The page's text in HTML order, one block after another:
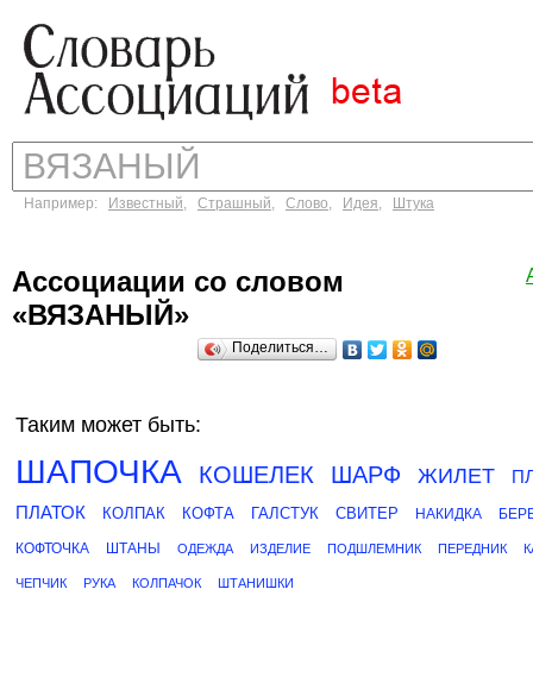
Например: Известный, Страшный, Слово, Идея, Штука
Ассоциации со словом
«ВЯЗАНЫЙ»
Поделиться…
Таким может быть:
ШАПОЧКА КОШЕЛЕК ШАРФ ЖИЛЕТ
ПЛАТОК
КОЛПАК КОФТА ГАЛСТУК СВИТЕР НАКИДКА
КОФТОЧКА ШТАНЫ ОДЕЖДА ИЗДЕЛИЕ ПОДШЛЕМНИК ПЕРЕДНИК
ЧЕПЧИК РУКА КОЛПАЧОК ШТАНИШКИ